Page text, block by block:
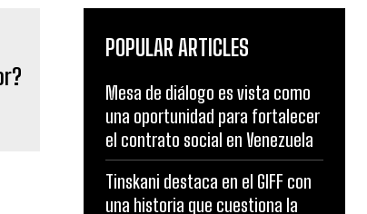
POPULAR ARTICLES
Mesa de diálogo es vista como
una oportunidad para fortalecer
el contrato social en Venezuela
Tinskani destaca en el GIFF con
una historia que cuestiona la